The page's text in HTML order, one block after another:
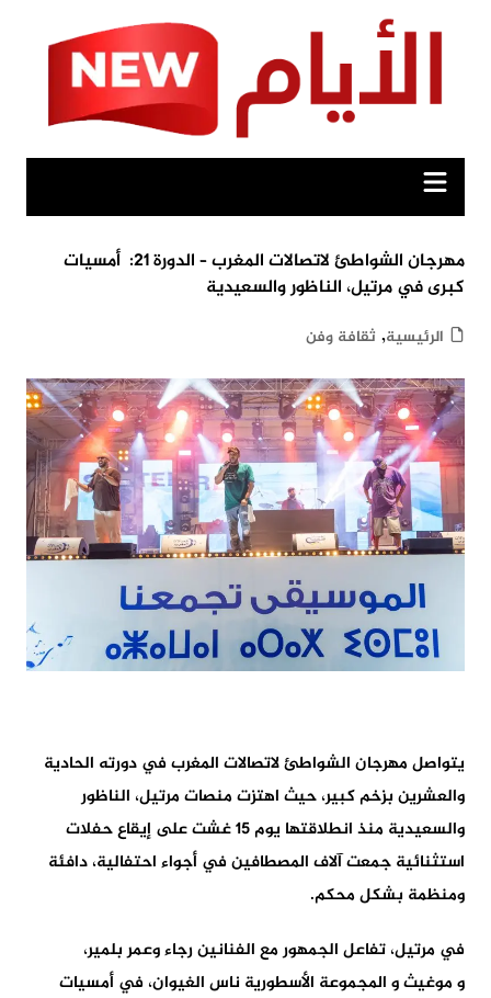
مهرجان الشواطئ لاتصالات المغرب – الدورة 21: أمسيات
كبرى في مرتيل، الناظور والسعيدية
الرئيسية, ثقافة وفن
يتواصل مهرجان الشواطئ لاتصالات المغرب في دورته الحادية
والعشرين بزخم كبير، حيث اهتزت منصات مرتيل، الناظور
والسعيدية منذ انطلاقتها يوم 15 غشت على إيقاع حفلات
استثنائية جمعت آلاف المصطافين في أجواء احتفالية، دافئة
ومنظمة بشكل محكم.
في مرتيل، تفاعل الجمهور مع الفنانينرجاء وعمر بلمير،
وموغيثو المجموعة الأسطورية ناس الغيوان، في أمسيات